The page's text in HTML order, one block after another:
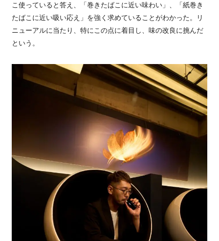
こ使っていると答え、「巻きたばこに近い味わい」、「紙巻き
たばこに近い吸い応え」を強く求めていることがわかった。リ
ニューアルに当たり、特にこの点に着目し、味の改良に挑んだ
という。